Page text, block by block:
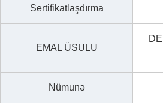
Sertifikatlaşdırma
EMAL ÜSULU
Nümunə